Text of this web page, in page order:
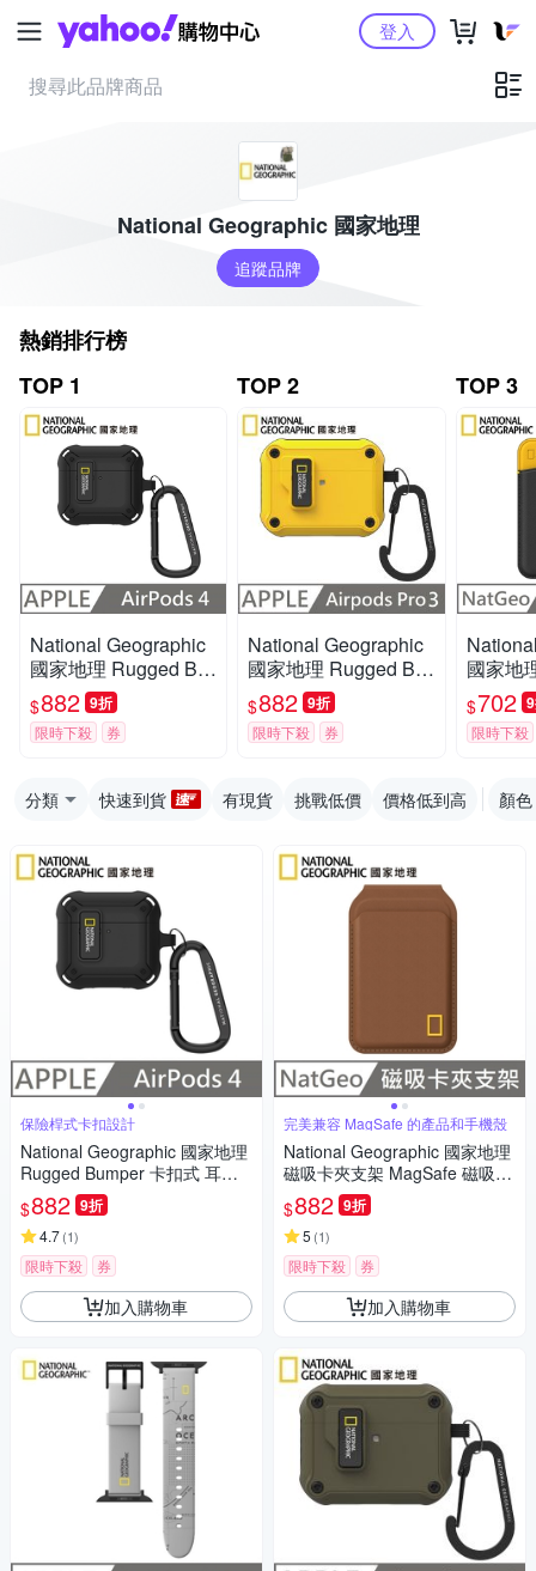
Yahoo購物中心登入
National Geographic 國家地理
追蹤品牌
熱銷排行榜
TOP 1
National Geographic
國家地理 Rugged Bu
mper 卡扣式 耳機保護
殼 適用 AirPods 4 - 黑
色
$882 9折
限時下殺 券
TOP 2
National Geographic
國家地理 Rugged Bu
mper 自動開蓋 耳機保
護殼 適用 AirPods Pr
o 3 - 黃色
$882 9折
限時下殺 券
TOP 3
國家地
黑黃
$702
限時下殺
分類 快速到貨 有現貨 挑戰低價 價格低到高 顏色
保險桿式卡扣設計
National Geographic 國家地理
Rugged Bumper 卡扣式 耳機
保護殼 適用 AirPods 4 - 黑色
$882 9折
4.7(1)
限時下殺 券
加入購物車
完美兼容 MagSafe 的產品和手機殼
National Geographic 國家地理
磁吸卡夾支架 MagSafe 磁吸支
架 - 棕色
$882 9折
5 (1)
限時下殺 券
加入購物車